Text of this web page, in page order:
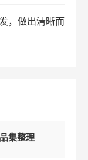
，做出清晰而
集整理